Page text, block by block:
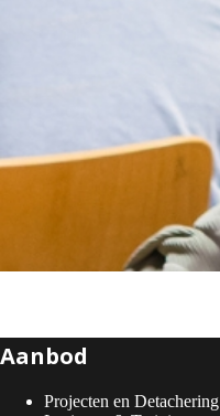
Aanbod
Projecten en Detachering